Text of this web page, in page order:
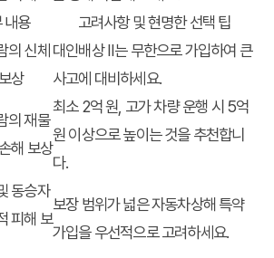
내용 고려사항 및 현명한 선택 팁
의 신체
상
대인배상 II는 무한으로 가입하여 큰
사고에 대비하세요.
의 재물
해 보상
최소 2억 원, 고가 차량 운행 시 5억
원 이상으로 높이는 것을 추천합니
다.
동승자
피해 보
보장 범위가 넓은 자동차상해 특약
가입을 우선적으로 고려하세요.